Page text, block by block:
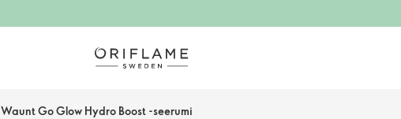
Waunt Go Glow Hydro Boost -seerumi